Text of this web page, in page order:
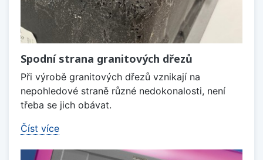
Spodní strana granitových dřezů
Při výrobě granitových dřezů vznikají na
nepohledové straně různé nedokonalosti, není
třeba se jich obávat.
Číst více